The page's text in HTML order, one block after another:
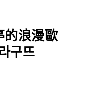
的浪漫歐
구뜨